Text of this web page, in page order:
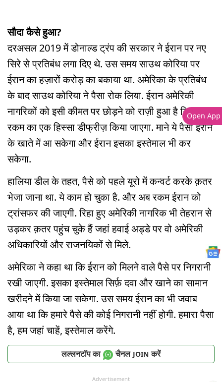
सौदा कैसे हुआ?
दरअसल 2019 में डोनाल्ड ट्रंप की सरकार ने ईरान पर नए
सिरे से प्रतिबंध लगा दिए थे. उस समय साउथ कोरिया पर
ईरान का हज़ारों करोड़ का बकाया था. अमेरिका के प्रतिबंध
के बाद साउथ कोरिया ने पैसा रोक लिया. ईरान अमेरिकी
नागरिकों को इसी कीमत पर छोड़ने को राज़ी हुआ है कि इस
रकम का एक हिस्सा डीफ्रीज़ किया जाएगा. माने ये पैसा ईरान
के खाते में आ सकेगा और ईरान इसका इस्तेमाल भी कर
सकेगा.
हालिया डील के तहत, पैसे को पहले यूरो में कन्वर्ट करके क़तर
भेजा जाना था. ये काम हो चुका है. और अब रकम ईरान को
ट्रांसफर की जाएगी. रिहा हुए अमेरिकी नागरिक भी तेहरान से
उड़कर क़तर पहुंच चुके हैं जहां हवाई अड्डे पर वो अमेरिकी
अधिकारियों और राजनयिकों से मिले.
अमेरिका ने कहा था कि ईरान को मिलने वाले पैसे पर निगरानी
रखी जाएगी. इसका इस्तेमाल सिर्फ़ दवा और खाने का सामान
खरीदने में किया जा सकेगा. उस समय ईरान का भी जवाब
आया था कि हमारे पैसे की कोई निगरानी नहीं होगी. हमारा पैसा
है, हम जहां चाहें, इस्तेमाल करेंगे.
लल्लनटॉप का चैनल JOIN करें
Advertisement
Open App